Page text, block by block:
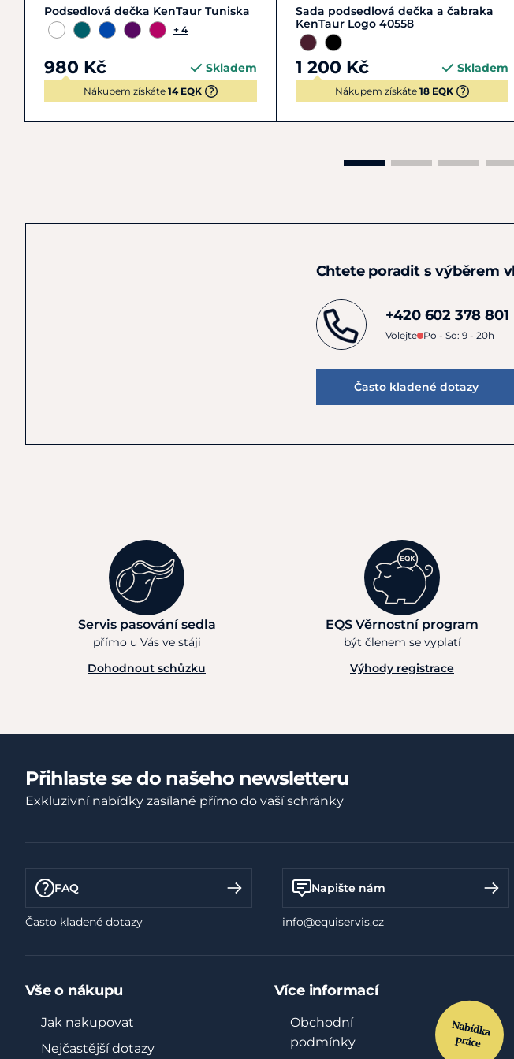
DR VS
Podsedlová dečka KenTaur Tuniska
+ 4
980 Kč Skladem
Nákupem získáte 14 EQK
Zobrazit detail
Sada podsedlová dečka a čabraka
KenTaur Logo 40558
1 200 Kč Skladem
Nákupem získáte 18 EQK
Chtete poradit s výběrem
+420 602 378 801
Volejte Po - So: 9 - 20h
Často kladené dotazy
Servis pasování sedla
přímo u Vás ve stáji
Dohodnout schůzku
EQS Věrnostní program
být členem se vyplatí
Výhody registrace
Přihlaste se do našeho newsletteru
Exkluzivní nabídky zasílané přímo do vaší schránky
FAQ
Často kladené dotazy
Napište nám
info@equiservis.cz
Vše o nákupu
Jak nakupovat
Nejčastější dotazy
Více informací
Obchodní
podmínky